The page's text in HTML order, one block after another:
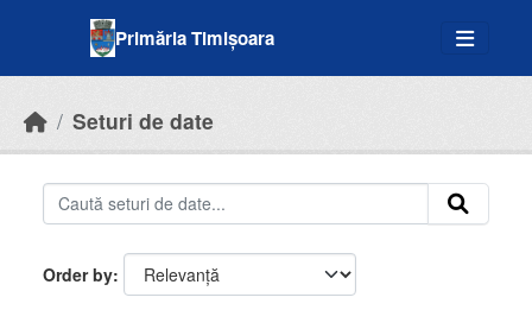
Primăria Timișoara
Seturi de date
Order by